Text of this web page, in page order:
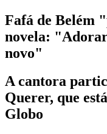
Fafá de Belém
novela:
novo"
A cantora
Querer, que
Globo